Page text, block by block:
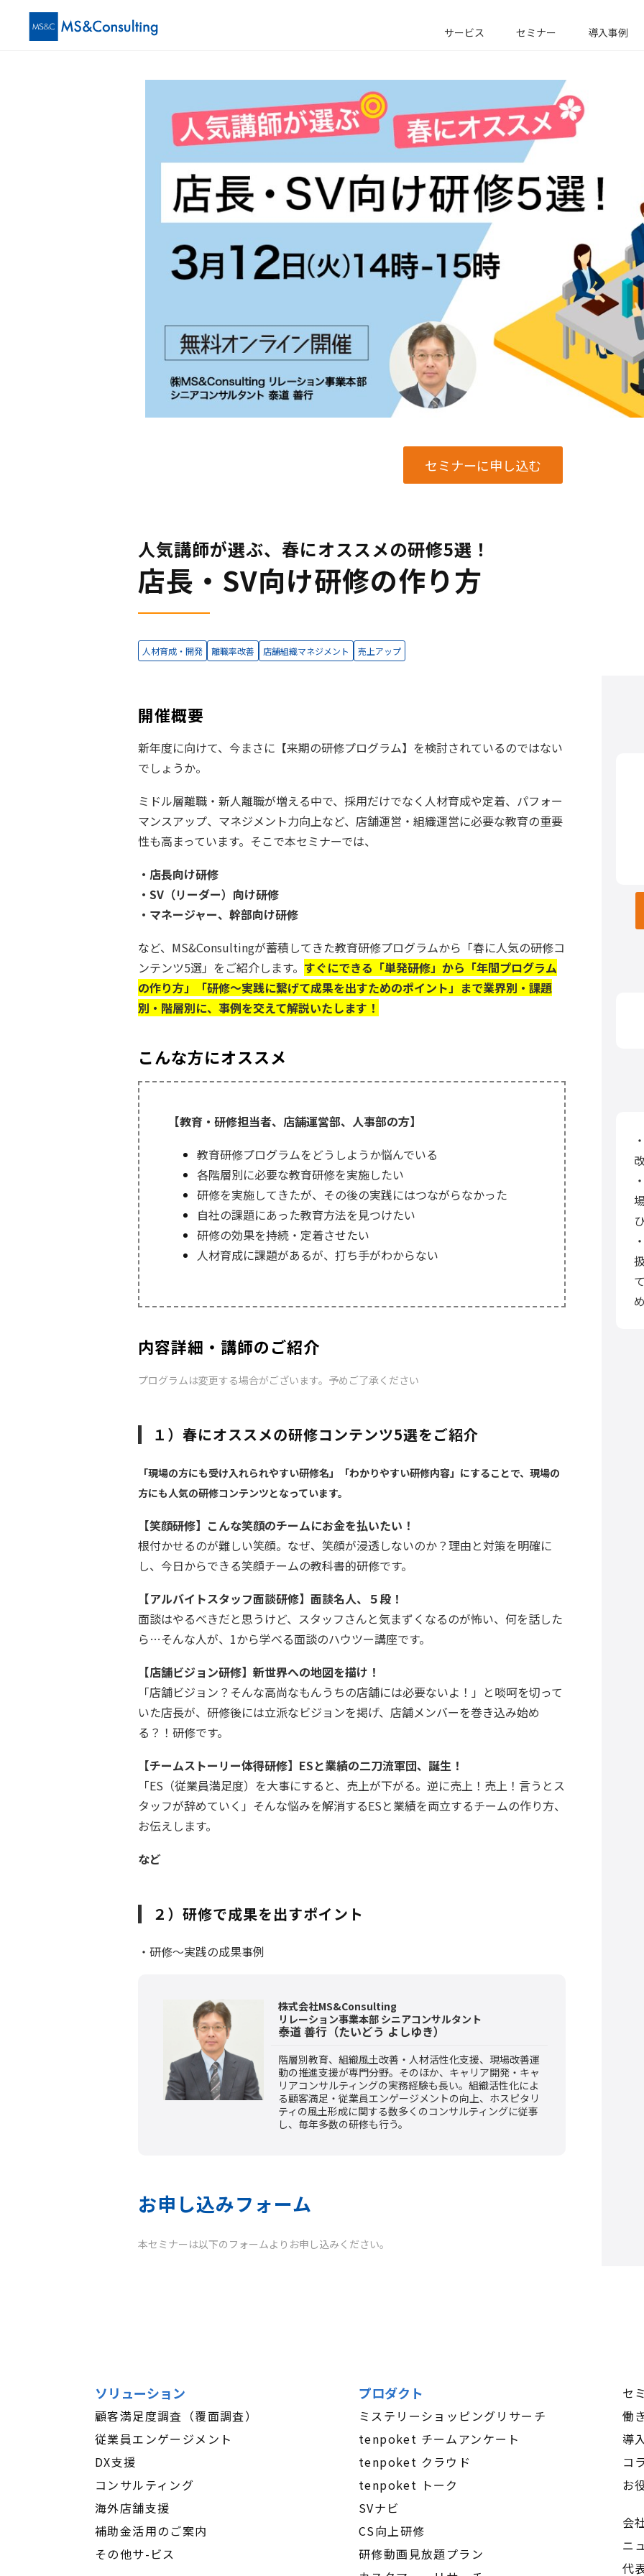
サービス セミナー 導入事例
セミナーに申し込む
人気講師が選ぶ、春にオススメの研修5選！
店長・SV向け研修の作り方
人材育成・開発 離職率改善 店舗組織マネジメント 売上アップ
開催概要
新年度に向けて、今まさに【来期の研修プログラム】を検討されているのではない
でしょうか。
ミドル層離職・新人離職が増える中で、採用だけでなく人材育成や定着、パフォー
マンスアップ、マネジメント力向上など、店舗運営・組織運営に必要な教育の重要
性も高まっています。そこで本セミナーでは、
・店長向け研修
・SV（リーダー）向け研修
・マネージャー、幹部向け研修
など、MS&Consultingが蓄積してきた教育研修プログラムから「春に人気の研修コ
ンテンツ5選」をご紹介します。 すぐにできる「単発研修」から「年間プログラム
の作り方」「研修～実践に繋げて成果を出すためのポイント」まで業界別・課題
別・階層別に、事例を交えて解説いたします！
こんな方にオススメ
【教育・研修担当者、店舗運営部、人事部の方】
教育研修プログラムをどうしようか悩んでいる
各階層別に必要な教育研修を実施したい
研修を実施してきたが、その後の実践にはつながらなかった
自社の課題にあった教育方法を見つけたい
研修の効果を持続・定着させたい
人材育成に課題があるが、打ち手がわからない
内容詳細・講師のご紹介
プログラムは変更する場合がございます。予めご了承ください
１）春にオススメの研修コンテンツ5選をご紹介
「現場の方にも受け入れられやすい研修名」「わかりやすい研修内容」にすることで、現場の
方にも人気の研修コンテンツとなっています。
【笑顔研修】こんな笑顔のチームにお金を払いたい！
根付かせるのが難しい笑顔。なぜ、笑顔が浸透しないのか？理由と対策を明確に
し、今日からできる笑顔チームの教科書的研修です。
【アルバイトスタッフ面談研修】面談名人、５段！
面談はやるべきだと思うけど、スタッフさんと気まずくなるのが怖い、何を話した
ら…そんな人が、1から学べる面談のハウツー講座です。
【店舗ビジョン研修】新世界への地図を描け！
「店舗ビジョン？そんな高尚なもんうちの店舗には必要ないよ！」と啖呵を切って
いた店長が、研修後には立派なビジョンを掲げ、店舗メンバーを巻き込み始め
る？！研修です。
【チームストーリー体得研修】ESと業績の二刀流軍団、誕生！
「ES（従業員満足度）を大事にすると、売上が下がる。逆に売上！売上！言うとス
タッフが辞めていく」そんな悩みを解消するESと業績を両立するチームの作り方、
お伝えします。
など
２）研修で成果を出すポイント
・研修～実践の成果事例
株式会社MS&Consulting
リレーション事業本部 シニアコンサルタント
泰道 善行 （たいどう よしゆき）
階層別教育、組織風土改善・人材活性化支援、現場改善運
動の推進支援が専門分野。そのほか、キャリア開発・キャ
リアコンサルティングの実務経験も長い。組織活性化によ
る顧客満足・従業員エンゲージメントの向上、ホスピタリ
ティの風土形成に関する数多くのコンサルティングに従事
し、毎年多数の研修も行う。
お申し込みフォーム
本セミナーは以下のフォームよりお申し込みください。
ソリューション
顧客満足度調査（覆面調査）
従業員エンゲージメント
DX支援
コンサルティング
海外店舗支援
補助金活用のご案内
その他サ-ビス
プロダクト
ミステリーショッピングリサーチ
tenpoket チームアンケート
tenpoket クラウド
tenpoket トーク
SVナビ
CS向上研修
研修動画見放題プラン
セ
働
導
コ
お
会
ニ
代